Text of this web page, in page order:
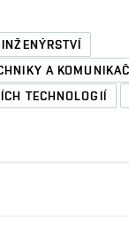
A
TECHNOLOGIÍ